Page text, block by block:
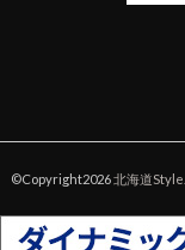
©Copyright2026北海道Style